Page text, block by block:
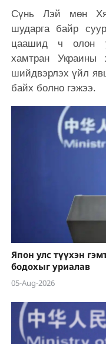
Сүнь Лэй мөн
шударга байр
цаашид ч олон
хамтран Украины
шийдвэрлэх үйл
байх болно гэжээ.
Япон улс түүхэн
бодохыг уриалав
05-Aug-2026